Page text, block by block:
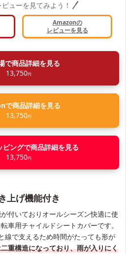
ューを見てみよう！
Amazonの
レビューを見る
で商品詳細を見る
13,750円
で商品詳細を見る
13,750円
ングで商品詳細を見る
13,750円
上げ機能付き
付いておりオールシーズン快適に使
車用チャイルドシートカバーです。
線で支えるため時間がたっても形が
重構造になっており、雨が入りにく